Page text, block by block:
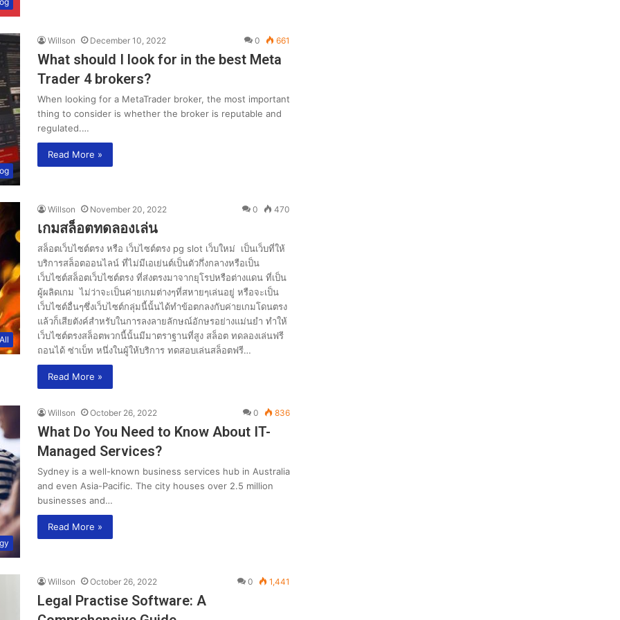
Willson December 10, 2022 0 661
What should I look for in the best Meta
Trader 4 brokers?
When looking for a MetaTrader broker, the most important
thing to consider is whether the broker is reputable and
regulated.…
Read More »
All
Willson November 20, 2022 0 470
เกมสล็อตทดลองเล่น
สล็อตเว็บไซต์ตรง หรือ เว็บไซต์ตรง pg slot เว็บใหม่ เป็นเว็บที่ให้
บริการสล็อตออนไลน์ ที่ไม่มีเอเย่นต์เป็นตัวกึ่งกลางหรือเป็น
เว็บไซต์สล็อตเว็บไซต์ตรง ที่ส่งตรงมาจากยุโรปหรือต่างแดน ที่เป็น
ผู้ผลิดเกม ไม่ว่าจะเป็นค่ายเกมต่างๆที่สหายๆเล่นอยู่ หรือจะเป็น
เว็บไซต์อื่นๆซึ่งเว็บไซต์กลุ่มนี้นั้นได้ทำข้อตกลงกับค่ายเกมโดนตรง
แล้วก็เสียตังค์สำหรับในการลงลายลักษณ์อักษรอย่างแม่นยำ ทำให้
เว็บไซต์ตรงสล็อตพวกนี้นั้นมีมาตราฐานที่สูง สล็อต ทดลองเล่นฟรี
ถอนได้ ซ่าเบ็ท หนึ่งในผู้ให้บริการ ทดสอบเล่นสล็อตฟรี…
Read More »
Willson October 26, 2022 0 836
What Do You Need to Know About IT-
Managed Services?
Sydney is a well-known business services hub in Australia
and even Asia-Pacific. The city houses over 2.5 million
businesses and…
Read More »
Willson October 26, 2022 0 1,441
Legal Practise Software: A